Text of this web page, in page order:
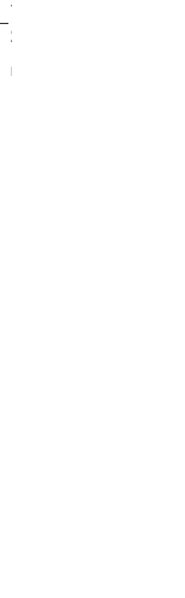
す
め
商
品